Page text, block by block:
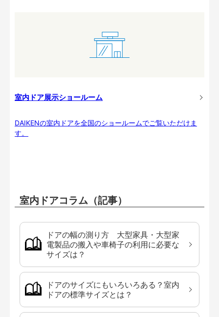
室内ドア展示ショールーム
DAIKENの室内ドアを全国のショールームでご覧いただけま
す。
室内ドアコラム（記事）
ドアの幅の測り方 大型家具・大型家
電製品の搬入や車椅子の利用に必要な
サイズは？
ドアのサイズにもいろいろある？室内
ドアの標準サイズとは？